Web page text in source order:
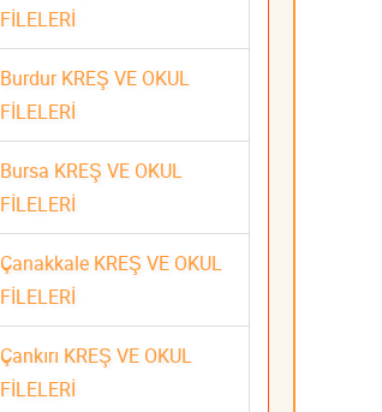
FİLELERİ
Burdur KREŞ VE OKUL
FİLELERİ
Bursa KREŞ VE OKUL
FİLELERİ
Çanakkale KREŞ VE OKUL
FİLELERİ
Çankırı KREŞ VE OKUL
FİLELERİ